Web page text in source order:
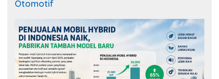
Otomotif